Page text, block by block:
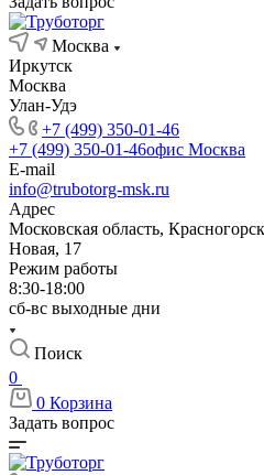
Москва
Иркутск
Москва
Улан-Удэ
+7 (499) 350-01-46
+7 (499) 350-01-46офис Москва
E-mail
info@trubotorg-msk.ru
Адрес
Московская область,
Новая, 17
Режим работы
8:30-18:00
сб-вс выходные дни
Поиск
0
0 Корзина
Задать вопрос